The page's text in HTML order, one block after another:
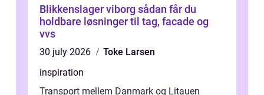
Blikkenslager viborg sådan får du
holdbare løsninger til tag, facade og
vvs
30 july 2026
Toke Larsen
inspiration
Transport mellem Danmark og Litauen